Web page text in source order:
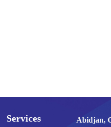
Services Abidjan,